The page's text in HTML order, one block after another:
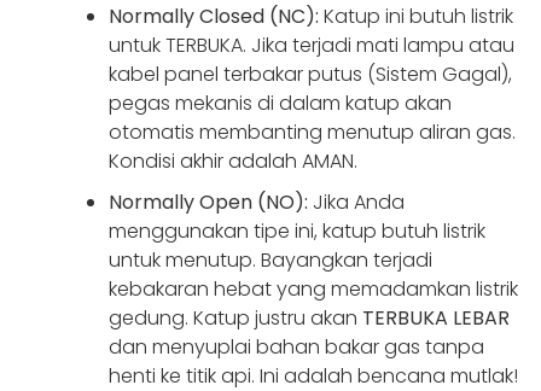
Normally Closed (NC): Katup ini butuh listrik
untuk TERBUKA. Jika terjadi mati lampu atau
kabel panel terbakar putus (Sistem Gagal),
pegas mekanis di dalam katup akan
otomatis membanting menutup aliran gas.
Kondisi akhir adalah AMAN.
Normally Open (NO): Jika Anda
menggunakan tipe ini, katup butuh listrik
untuk menutup. Bayangkan terjadi
kebakaran hebat yang memadamkan listrik
gedung. Katup justru akan TERBUKA LEBAR
dan menyuplai bahan bakar gas tanpa
henti ke titik api. Ini adalah bencana mutlak!